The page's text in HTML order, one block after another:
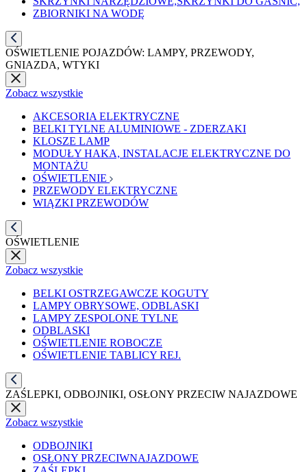
ZBIORNIKI NA WODĘ
OŚWIETLENIE POJAZDÓW: LAMPY, PRZEWODY,
GNIAZDA, WTYKI
Zobacz wszystkie
AKCESORIA ELEKTRYCZNE
BELKI TYLNE ALUMINIOWE - ZDERZAKI
KLOSZE LAMP
MODUŁY HAKA, INSTALACJE ELEKTRYCZNE DO
MONTAŻU
OŚWIETLENIE
PRZEWODY ELEKTRYCZNE
WIĄZKI PRZEWODÓW
OŚWIETLENIE
Zobacz wszystkie
BELKI OSTRZEGAWCZE KOGUTY
LAMPY OBRYSOWE, ODBLASKI
LAMPY ZESPOLONE TYLNE
ODBLASKI
OŚWIETLENIE ROBOCZE
OŚWIETLENIE TABLICY REJ.
ZAŚLEPKI, ODBOJNIKI, OSŁONY PRZECIW NAJAZDOWE
Zobacz wszystkie
ODBOJNIKI
OSŁONY PRZECIWNAJAZDOWE